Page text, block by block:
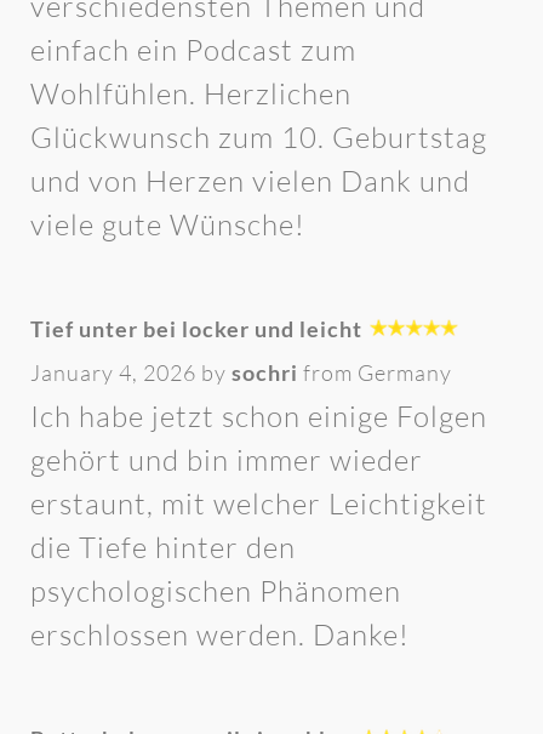
einfach ein Podcast zum
Wohlfühlen. Herzlichen
Glückwunsch zum 10. Geburtstag
und von Herzen vielen Dank und
viele gute Wünsche!
Tief unter bei locker und leicht
January 4, 2026 by sochri from Germany
Ich habe jetzt schon einige Folgen
gehört und bin immer wieder
erstaunt, mit welcher Leichtigkeit
die Tiefe hinter den
psychologischen Phänomen
erschlossen werden. Danke!